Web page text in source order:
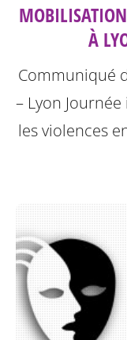
MOBILISATION
À
Communiqué
– Lyon
les violences